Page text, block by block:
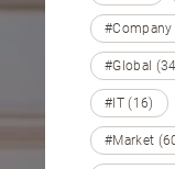
#Company
#Global
#IT (16)
#Market